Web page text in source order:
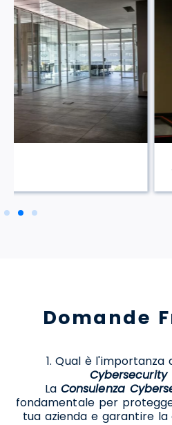
Domande
1. Qual è
Cybersecurity
La Consulenza
fondamentale per
tua azienda e garantire